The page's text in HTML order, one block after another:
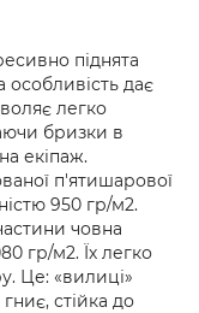
піднята
особливість дає
легко
бризки в
екіпаж.
п'ятишарової
950 гр/м2.
човна
гр/м2. Їх легко
Це: «вилиці»
стійка до